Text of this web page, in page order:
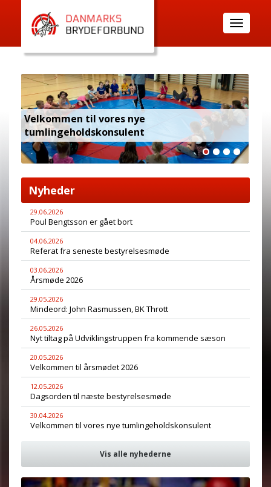
Toggle
navigation
Velkommen til vores nye
tumlingeholdskonsulent
Nyheder
29.06.2026
Poul Bengtsson er gået bort
04.06.2026
Referat fra seneste bestyrelsesmøde
03.06.2026
Årsmøde 2026
29.05.2026
Mindeord: John Rasmussen, BK Thrott
26.05.2026
Nyt tiltag på Udviklingstruppen fra kommende sæson
20.05.2026
Velkommen til årsmødet 2026
12.05.2026
Dagsorden til næste bestyrelsesmøde
30.04.2026
Velkommen til vores nye tumlingeholdskonsulent
Vis alle nyhederne